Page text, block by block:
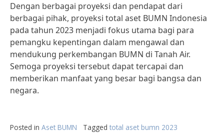
Dengan berbagai proyeksi dan pendapat dari
berbagai pihak, proyeksi total aset BUMN Indonesia
pada tahun 2023 menjadi fokus utama bagi para
pemangku kepentingan dalam mengawal dan
mendukung perkembangan BUMN di Tanah Air.
Semoga proyeksi tersebut dapat tercapai dan
memberikan manfaat yang besar bagi bangsa dan
negara.
Posted in Aset BUMN Tagged total aset bumn 2023